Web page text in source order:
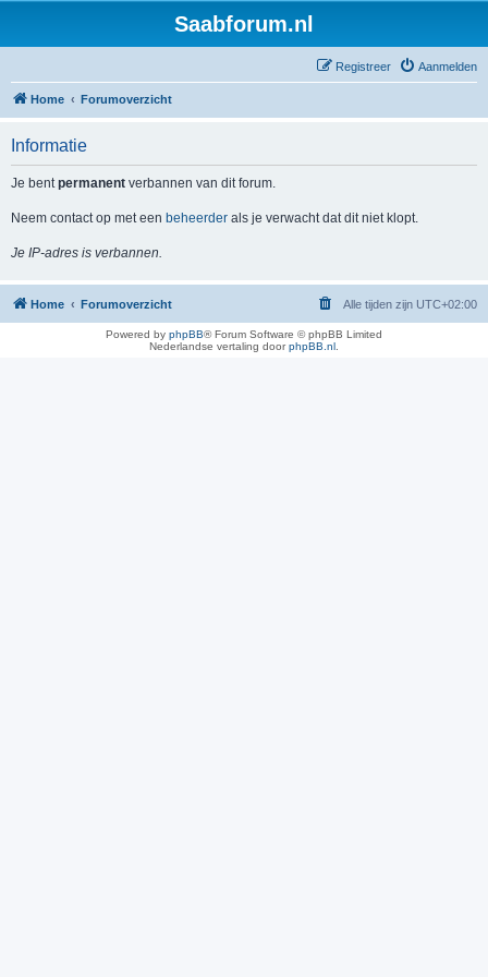
Saabforum.nl
Aanmelden
Registreer
Home Forumoverzicht
Informatie
Je bentpermanent verbannen van dit forum.
Neem contact op met een beheerder als je verwacht dat dit niet klopt.
Je IP-adres is verbannen.
Home Forumoverzicht Alle tijden zijn UTC+02:00
Powered by phpBB® Forum Software © phpBB Limited
Nederlandse vertaling doorphpBB.nl